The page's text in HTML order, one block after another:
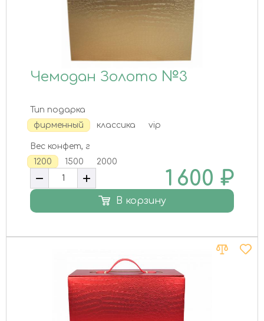
Чемодан Золото №3
Тип подарка
фирменный
классика vip
Вес конфет, г
1200
1500 2000
1 600 ₽
В корзину